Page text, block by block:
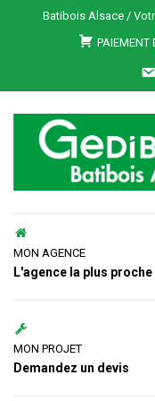
Batibois Alsace /
PAIEMENT
MON AGENCE
L'agence la plus proche
MON PROJET
Demandez un devis